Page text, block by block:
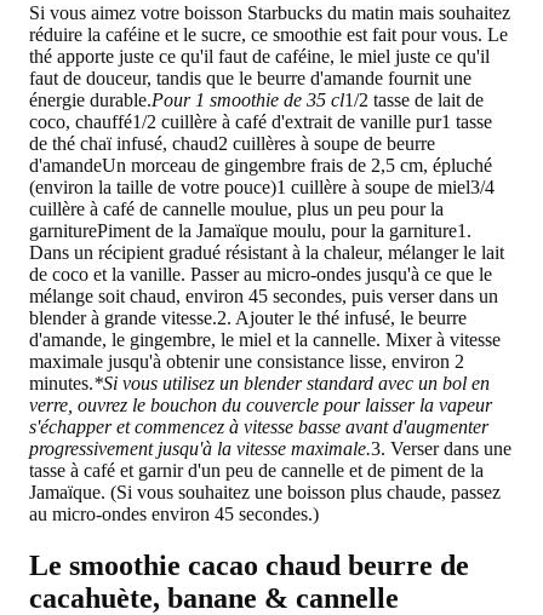
Si vous aimez votre boisson Starbucks du matin mais souhaitez
réduire la caféine et le sucre, ce smoothie est fait pour vous. Le
thé apporte juste ce qu'il faut de caféine, le miel juste ce qu'il
faut de douceur, tandis que le beurre d'amande fournit une
énergie durable.Pour 1 smoothie de 35 cl1/2 tasse de lait de
coco, chauffé1/2 cuillère à café d'extrait de vanille pur1 tasse
de thé chaï infusé, chaud2 cuillères à soupe de beurre
d'amandeUn morceau de gingembre frais de 2,5 cm, épluché
(environ la taille de votre pouce)1 cuillère à soupe de miel3/4
cuillère à café de cannelle moulue, plus un peu pour la
garniturePiment de la Jamaïque moulu, pour la garniture1.
Dans un récipient gradué résistant à la chaleur, mélanger le lait
de coco et la vanille. Passer au micro-ondes jusqu'à ce que le
mélange soit chaud, environ 45 secondes, puis verser dans un
blender à grande vitesse.2. Ajouter le thé infusé, le beurre
d'amande, le gingembre, le miel et la cannelle. Mixer à vitesse
maximale jusqu'à obtenir une consistance lisse, environ 2
minutes.*Si vous utilisez un blender standard avec un bol en
verre, ouvrez le bouchon du couvercle pour laisser la vapeur
s'échapper et commencez à vitesse basse avant d'augmenter
progressivement jusqu'à la vitesse maximale.3. Verser dans une
tasse à café et garnir d'un peu de cannelle et de piment de la
Jamaïque. (Si vous souhaitez une boisson plus chaude, passez
au micro-ondes environ 45 secondes.)
Le smoothie cacao chaud beurre de
cacahuète, banane & cannelle